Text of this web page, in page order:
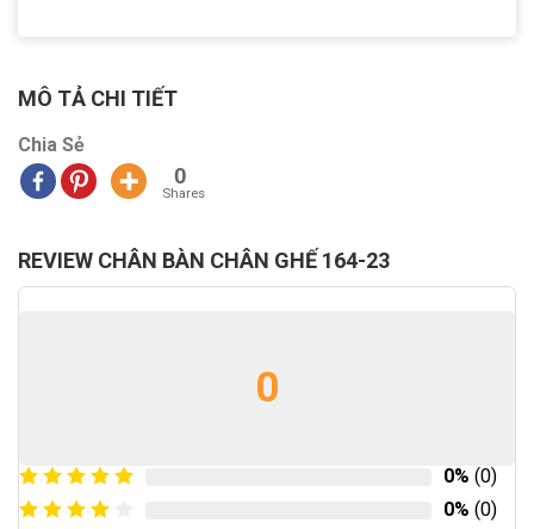
MÔ TẢ CHI TIẾT
Chia Sẻ
0
Shares
REVIEW CHÂN BÀN CHÂN GHẾ 164-23
0
0% (0)
0% (0)